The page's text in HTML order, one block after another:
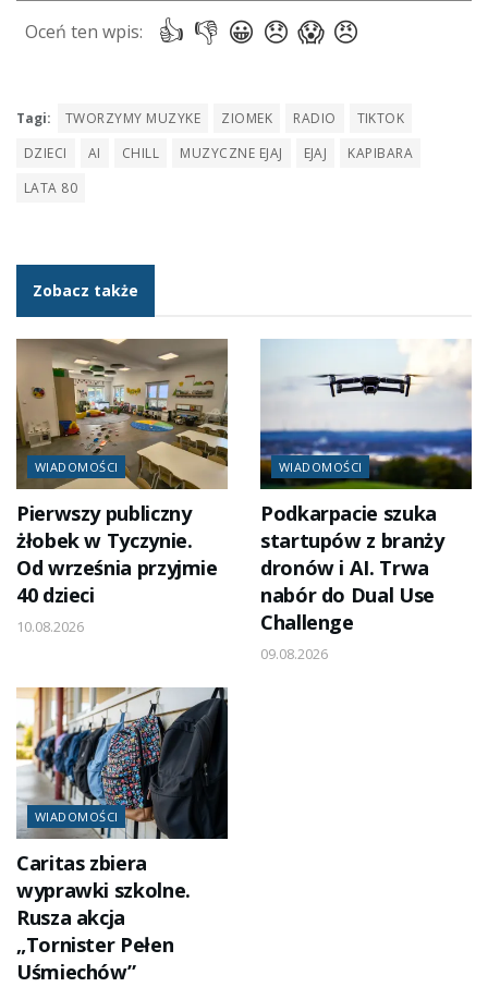
Tagi: TWORZYMY MUZYKE ZIOMEK RADIO
TIKTOK
DZIECI
AI CHILL MUZYCZNE EJAJ EJAJ
KAPIBARA
LATA 80
Zobacz także
WIADOMOŚCI
Pierwszy publiczny
żłobek w Tyczynie.
Od września przyjmie
40 dzieci
10.08.2026
WIADOMOŚCI
Podkarpacie szuka
startupów z branży
dronów i AI. Trwa
nabór do Dual Use
Challenge
09.08.2026
WIADOMOŚCI
Caritas zbiera
wyprawki szkolne.
Rusza akcja
„Tornister Pełen
Uśmiechów”